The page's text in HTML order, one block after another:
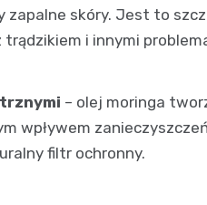
zapalne skóry. Jest to
i innymi
– olej moringa
wpływem
filtr ochronny.